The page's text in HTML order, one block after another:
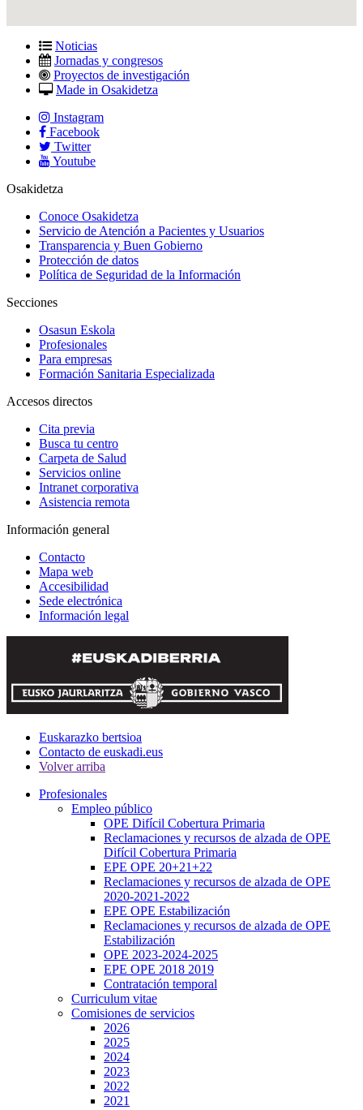
Noticias
Jornadas y congresos
Proyectos de investigación
Made in Osakidetza
Instagram
Facebook
Twitter
Youtube
Osakidetza
Conoce Osakidetza
Servicio de Atención a Pacientes y Usuarios
Transparencia y Buen Gobierno
Protección de datos
Política de Seguridad de la Información
Secciones
Osasun Eskola
Profesionales
Para empresas
Formación Sanitaria Especializada
Accesos directos
Cita previa
Busca tu centro
Carpeta de Salud
Servicios online
Intranet corporativa
Asistencia remota
Información general
Contacto
Mapa web
Accesibilidad
Sede electrónica
Información legal
Euskarazko bertsioa
Contacto de euskadi.eus
Volver arriba
Profesionales
Empleo público
OPE Difícil Cobertura Primaria
Reclamaciones y recursos de alzada de OPE
Difícil Cobertura Primaria
EPE OPE 20+21+22
Reclamaciones y recursos de alzada de OPE
2020-2021-2022
EPE OPE Estabilización
Reclamaciones y recursos de alzada de OPE
Estabilización
OPE 2023-2024-2025
EPE OPE 2018 2019
Contratación temporal
Curriculum vitae
Comisiones de servicios
2026
2025
2024
2023
2022
2021